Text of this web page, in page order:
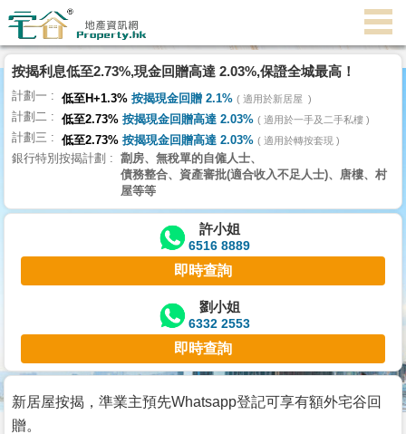
代
理
主
頁
搵
樓/
交
業
主
宅
谷
按
按揭利息低至2.73%,現金回贈高達 2.03%,保證全城最高！
計劃一 低至H+1.3% 按揭現金回贈 2.1% 適用於新居屋
計劃二 低至2.73% 按揭現金回贈高達 2.03% 適用於一手及二手私樓
計劃三 低至2.73% 按揭現金回贈高達 2.03% 適用於轉按套現
銀行特別按揭計劃
劏房、無稅單的自僱人士、
債務整合、資產審批(適合收入不足人士)、唐樓、村
屋等等
許小姐
6516 8889
即時查詢
劉小姐
6332 2553
即時查詢
新居屋按揭，準業主預先Whatsapp登記可享有額外宅谷回
贈。